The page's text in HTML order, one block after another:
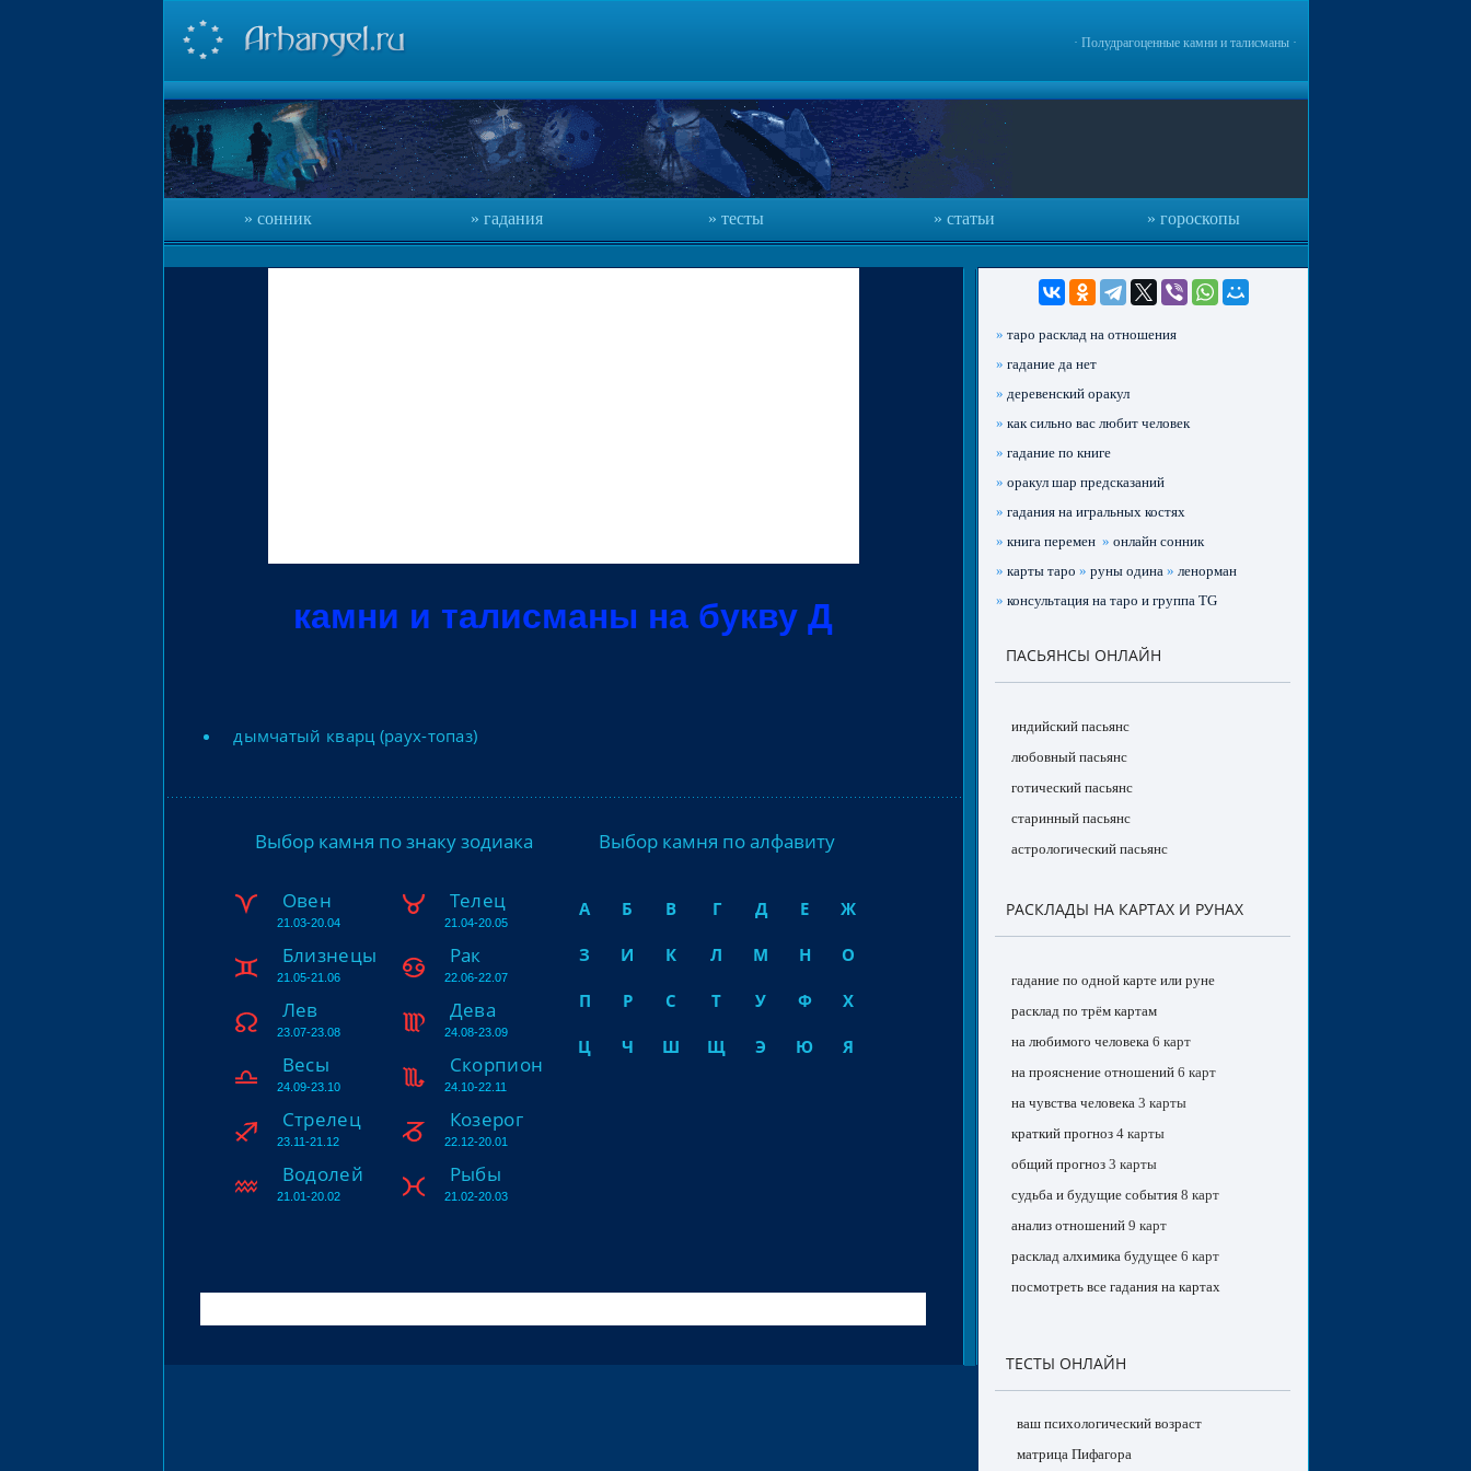
· Полудрагоценные камни и талисманы·
сонник гадания тесты статьи гороскопы
камни и талисманы на букву Д
дымчатый кварц (раух-топаз)
Выбор камня по знаку зодиака
Овен
21.03-20.04
Телец
21.04-20.05
Близнецы
21.05-21.06
Рак
22.06-22.07
Лев
23.07-23.08
Дева
24.08-23.09
Весы
24.09-23.10
Скорпион
24.10-22.11
Стрелец
23.11-21.12
Козерог
22.12-20.01
Водолей
21.01-20.02
Рыбы
21.02-20.03
Выбор камня по алфавиту
А Б В Г Д Е Ж
З И К Л М Н О
П Р С Т У Ф Х
Ц Ч Ш Щ Э Ю Я
»таро расклад на отношения
»гадание да нет
»деревенский оракул
»как сильно вас любит человек
»гадание по книге
»оракул шар предсказаний
»гадания на игральных костях
»книга перемен »онлайн сонник
»карты таро »руны одина »ленорман
»консультация на таро и группа TG
ПАСЬЯНСЫ ОНЛАЙН
индийский пасьянс
любовный пасьянс
готический пасьянс
старинный пасьянс
астрологический пасьянс
РАСКЛАДЫ НА КАРТАХ И РУНАХ
гадание по одной карте или руне
расклад по трём картам
на любимого человека 6 карт
на прояснение отношений 6 карт
на чувства человека 3 карты
краткий прогноз 4 карты
общий прогноз 3 карты
судьба и будущие события 8 карт
анализ отношений 9 карт
расклад алхимика будущее 6 карт
посмотреть все гадания на картах
ТЕСТЫ ОНЛАЙН
ваш психологический возраст
матрица Пифагора